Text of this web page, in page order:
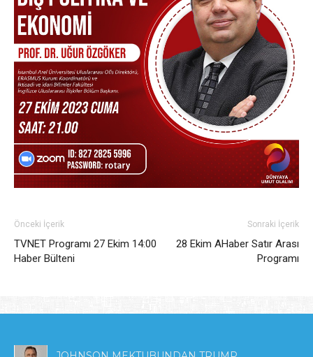
Önceki İçerik
TVNET Programı 27 Ekim 14:00
Haber Bülteni
Sonraki İçerik
28 Ekim AHaber Satır Arası
Programı